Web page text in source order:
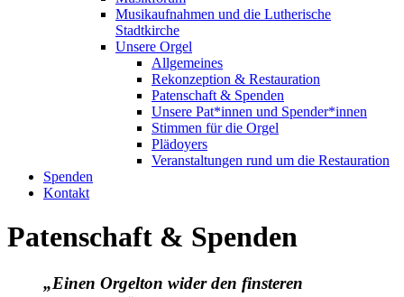
Musikaufnahmen und die Lutherische
Stadtkirche
Unsere Orgel
Allgemeines
Rekonzeption & Restauration
Patenschaft & Spenden
Unsere Pat*innen und Spender*innen
Stimmen für die Orgel
Plädoyers
Veranstaltungen rund um die Restauration
Spenden
Kontakt
Patenschaft & Spenden
„Einen Orgelton wider den finsteren